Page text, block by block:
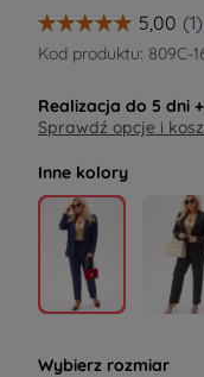
Kod produktu: 809C-
Realizacja do 5 dni
Sprawdź opcje i
Inne kolory
Wybierz rozmiar